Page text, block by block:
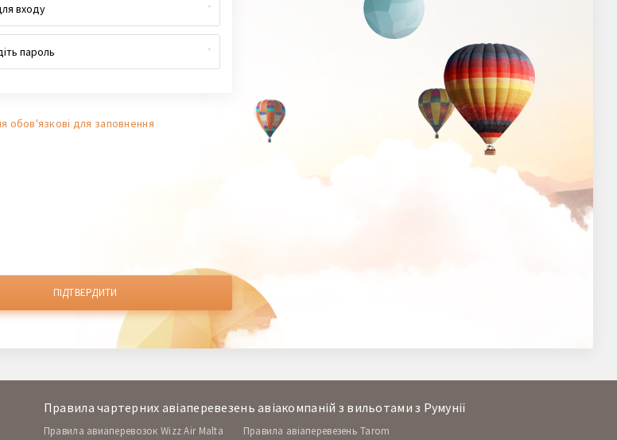
*
*
обов'язкові для заповнення
ПІДТВЕРДИТИ
Правила чартерних авіаперевезень авіакомпаній з вильотами з Румунії
Правила авиаперевозок Wizz Air Malta Правила авіаперевезень Tarom